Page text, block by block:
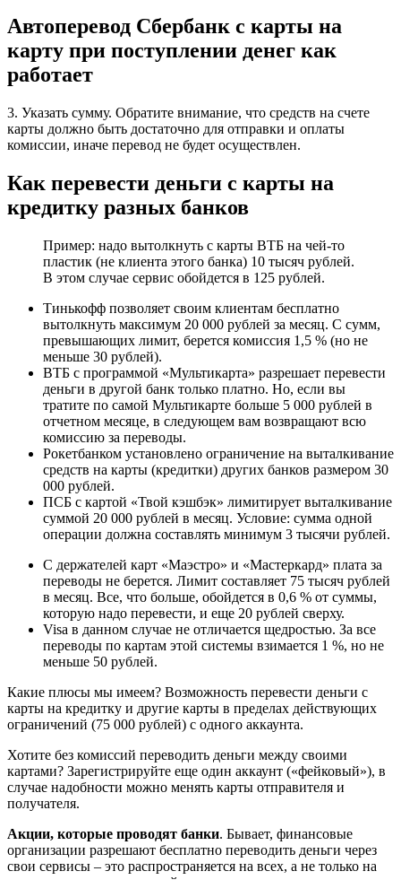
Автоперевод Сбербанк с карты на
карту при поступлении денег как
работает
3. Указать сумму. Обратите внимание, что средств на счете
карты должно быть достаточно для отправки и оплаты
комиссии, иначе перевод не будет осуществлен.
Как перевести деньги с карты на
кредитку разных банков
Пример: надо вытолкнуть с карты ВТБ на чей-то
пластик (не клиента этого банка) 10 тысяч рублей.
В этом случае сервис обойдется в 125 рублей.
Тинькофф позволяет своим клиентам бесплатно
вытолкнуть максимум 20 000 рублей за месяц. С сумм,
превышающих лимит, берется комиссия 1,5 % (но не
меньше 30 рублей).
ВТБ с программой «Мультикарта» разрешает перевести
деньги в другой банк только платно. Но, если вы
тратите по самой Мультикарте больше 5 000 рублей в
отчетном месяце, в следующем вам возвращают всю
комиссию за переводы.
Рокетбанком установлено ограничение на выталкивание
средств на карты (кредитки) других банков размером 30
000 рублей.
ПСБ с картой «Твой кэшбэк» лимитирует выталкивание
суммой 20 000 рублей в месяц. Условие: сумма одной
операции должна составлять минимум 3 тысячи рублей.
С держателей карт «Маэстро» и «Мастеркард» плата за
переводы не берется. Лимит составляет 75 тысяч рублей
в месяц. Все, что больше, обойдется в 0,6 % от суммы,
которую надо перевести, и еще 20 рублей сверху.
Visa в данном случае не отличается щедростью. За все
переводы по картам этой системы взимается 1 %, но не
меньше 50 рублей.
Какие плюсы мы имеем? Возможность перевести деньги с
карты на кредитку и другие карты в пределах действующих
ограничений (75 000 рублей) с одного аккаунта.
Хотите без комиссий переводить деньги между своими
картами? Зарегистрируйте еще один аккаунт («фейковый»), в
случае надобности можно менять карты отправителя и
получателя.
Акции, которые проводят банки. Бывает, финансовые
организации разрешают бесплатно переводить деньги через
свои сервисы – это распространяется на всех, а не только на